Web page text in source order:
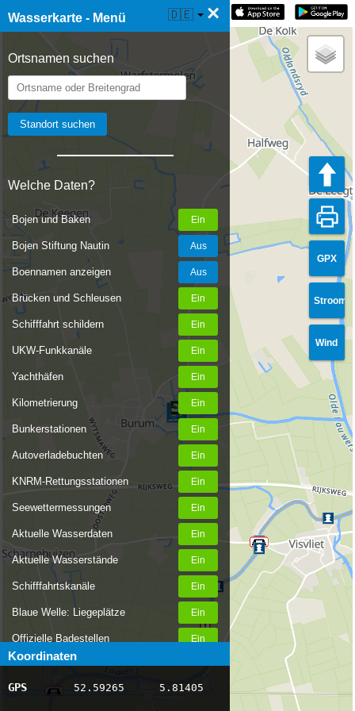
Wasserkarte - Menü ×
Ortsnamen suchen
Welche Daten?
Bojen und Baken
Bojen Stiftung Nautin
Boennamen anzeigen
Brücken und Schleusen
Schifffahrt schildern
UKW-Funkkanäle
Yachthäfen
Kilometrierung
Bunkerstationen
Autoverladebuchten
KNRM-Rettungsstationen
Seewettermessungen
Aktuelle Wasserdaten
Aktuelle Wasserstände
Schifffahrtskanäle
Blaue Welle: Liegeplätze
Offizielle Badestellen
Nachrichten Binnenschifffahrt
AIS-Schiffspositionen
Koordinaten
GPS 52.59265 5.81405
☰ Wasserkarte Live 🇩🇪
GPX
Stroom
Wind